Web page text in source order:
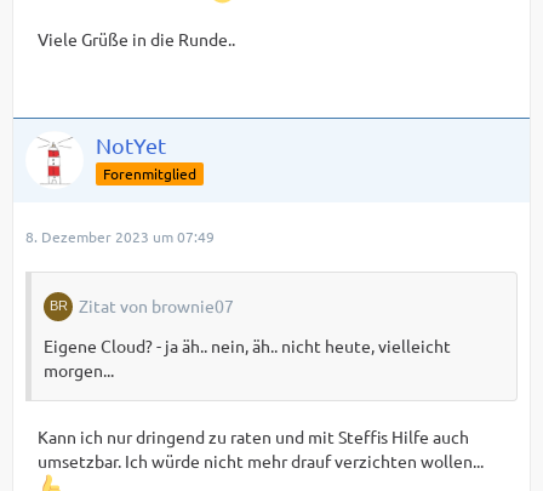
Viele Grüße in die Runde..
NotYet
Forenmitglied
8. Dezember 2023 um 07:49
Zitat von brownie07
Eigene Cloud? - ja äh.. nein, äh.. nicht heute, vielleicht
morgen...
Kann ich nur dringend zu raten und mit Steffis Hilfe auch
umsetzbar. Ich würde nicht mehr drauf verzichten wollen...